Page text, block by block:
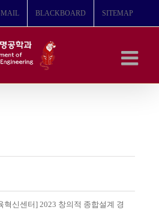
BLACKBOARD SITEMAP
혁신센터] 2023 창의적 종합설계 경